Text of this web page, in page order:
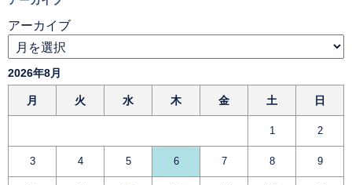
アーカイブ
2026年8月
月 火 水 木 金 土 日
1 2
3 4 5 6 7 8 9